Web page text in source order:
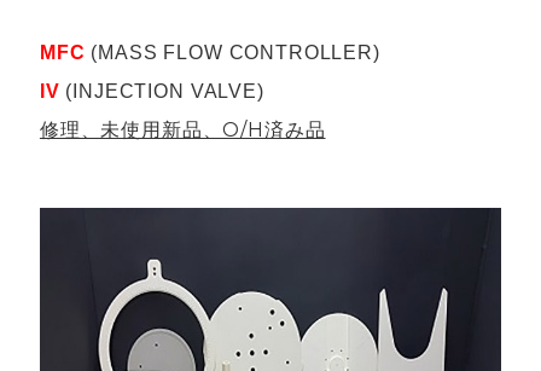
MFC (MASS FLOW CONTROLLER)
IV (INJECTION VALVE)
修理、未使用新品、O/H済み品